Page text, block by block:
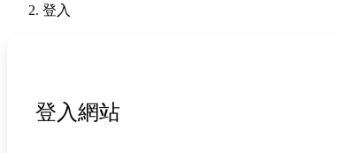
登入
登入網站